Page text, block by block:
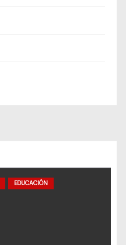
EDUCACIÓN